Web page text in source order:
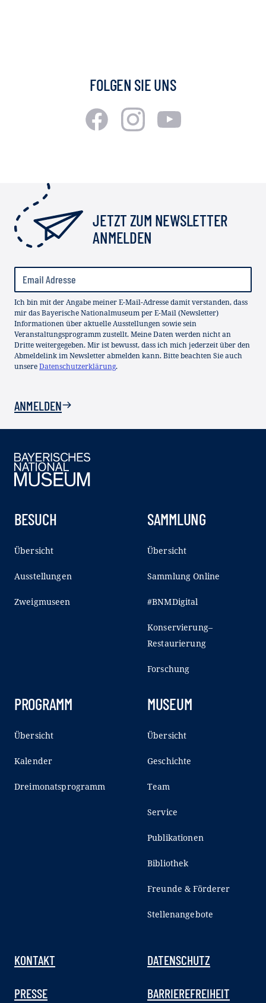
FOLGEN SIE UNS
JETZT ZUM NEWSLETTER
ANMELDEN
Ich bin mit der Angabe meiner E-Mail-Adresse damit verstanden, dass
mir das Bayerische Nationalmuseum per E-Mail (Newsletter)
Informationen über aktuelle Ausstellungen sowie sein
Veranstaltungsprogramm zustellt. Meine Daten werden nicht an
Dritte weitergegeben. Mir ist bewusst, dass ich mich jederzeit über den
Abmeldelink im Newsletter abmelden kann. Bitte beachten Sie auch
unsereDatenschutzerklärung.
ANMELDEN
BESUCH
Übersicht
Ausstellungen
Zweigmuseen
SAMMLUNG
Übersicht
Sammlung Online
#BNMDigital
Konservierung–
Restaurierung
Forschung
PROGRAMM
Übersicht
Kalender
Dreimonatsprogramm
MUSEUM
Übersicht
Geschichte
Team
Service
Publikationen
Bibliothek
Freunde & Förderer
Stellenangebote
KONTAKT
PRESSE
DATENSCHUTZ
BARRIEREFREIHEIT